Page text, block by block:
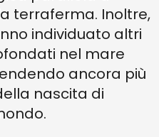
terraferma. Inoltre,
individuato altri
nel mare
ancora più
nascita di